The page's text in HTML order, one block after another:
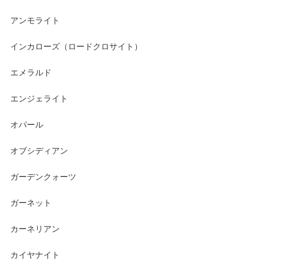
アンモライト
インカローズ（ロードクロサイト）
エメラルド
エンジェライト
オパール
オブシディアン
ガーデンクォーツ
ガーネット
カーネリアン
カイヤナイト